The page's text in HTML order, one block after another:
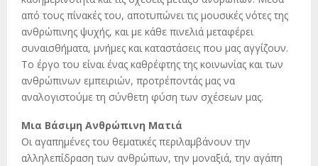
από τους πίνακές του, αποτυπώνει τις μουσικές νότες της
ανθρώπινης ψυχής, και με κάθε πινελιά μεταφέρει
συναισθήματα, μνήμες και καταστάσεις που μας αγγίζουν.
Το έργο του είναι ένας καθρέφτης της κοινωνίας και των
ανθρώπινων εμπειριών, προτρέποντάς μας να
αναλογιστούμε τη σύνθετη φύση των σχέσεων μας.
Μια Βάσιμη Ανθρώπινη Ματιά
Οι αγαπημένες του θεματικές περιλαμβάνουν την
αλληλεπίδραση των ανθρώπων, την μοναξιά, την αγάπη